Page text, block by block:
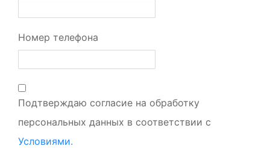
Номер телефона
Подтверждаю согласие на обработку
персональных данных в соответствии с
Условиями.